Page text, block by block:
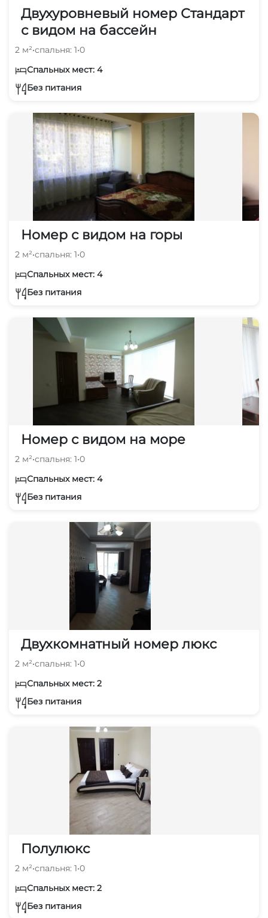
Двухуровневый номер Стандарт
с видом на бассейн
2 м²•спальня: 1•0
Спальных мест: 4
Без питания
Номер с видом на горы
2 м²•спальня: 1•0
Спальных мест: 4
Без питания
Номер с видом на море
2 м²•спальня: 1•0
Спальных мест: 4
Без питания
Двухкомнатный номер люкс
2 м²•спальня: 1•0
Спальных мест: 2
Без питания
Полулюкс
2 м²•спальня: 1•0
Спальных мест: 2
Без питания